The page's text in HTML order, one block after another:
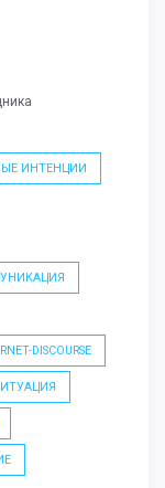
ИНТЕНЦИИ
DISCOURSE